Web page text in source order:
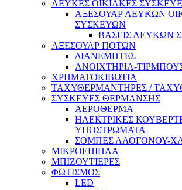
ΛΕΥΚΕΣ ΟΙΚΙΑΚΕΣ
ΑΞΕΣΟΥΑΡ ΛΕΥΚΩΝ
ΣΥΣΚΕΥΩΝ
ΒΑΣΕΙΣ ΛΕΥΚΩΝ
ΑΞΕΣΟΥΑΡ ΠΟΤΩΝ
ΔΙΑΝΕΜΗΤΕΣ
ΑΝΟΙΧΤΗΡΙΑ-
ΧΡΗΜΑΤΟΚΙΒΩΤΙΑ
ΤΑΧΥΘΕΡΜΑΝΤΗΡΕΣ /
ΣΥΣΚΕΥΕΣ ΘΕΡΜΑΝΣΗΣ
ΑΕΡΟΘΕΡΜΑ
ΗΛΕΚΤΡΙΚΕΣ
ΥΠΟΣΤΡΩΜΑΤΑ
ΣΟΜΠΕΣ ΑΛΟΓΟΝΟΥ-
ΜΙΚΡΟΕΠΙΠΛΑ
ΜΠΙΖΟΥΤΙΕΡΕΣ
ΦΩΤΙΣΜΟΣ
LED